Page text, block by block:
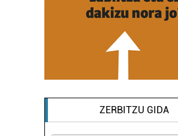
ZERBITZU GIDA